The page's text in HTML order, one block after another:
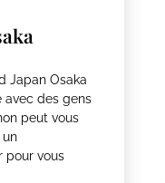
Japan Osaka
avec des gens
peut vous
pour vous